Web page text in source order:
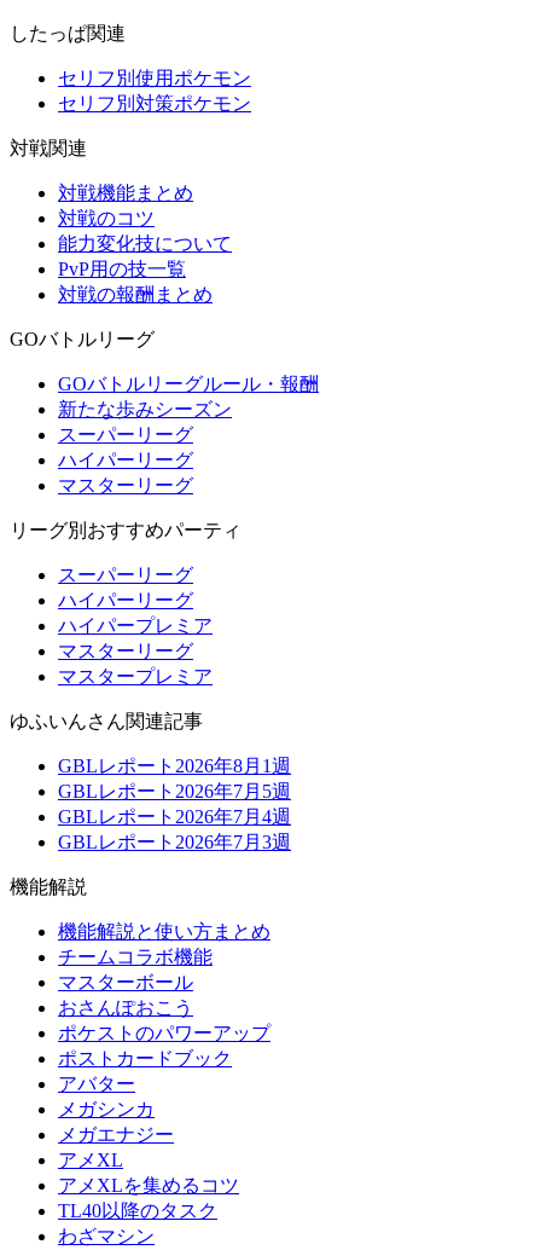
したっぱ関連
セリフ別使用ポケモン
セリフ別対策ポケモン
対戦関連
対戦機能まとめ
対戦のコツ
能力変化技について
PvP用の技一覧
対戦の報酬まとめ
GOバトルリーグ
GOバトルリーグルール・報酬
新たな歩みシーズン
スーパーリーグ
ハイパーリーグ
マスターリーグ
リーグ別おすすめパーティ
スーパーリーグ
ハイパーリーグ
ハイパープレミア
マスターリーグ
マスタープレミア
ゆふいんさん関連記事
GBLレポート2026年8月1週
GBLレポート2026年7月5週
GBLレポート2026年7月4週
GBLレポート2026年7月3週
機能解説
機能解説と使い方まとめ
チームコラボ機能
マスターボール
おさんぽおこう
ポケストのパワーアップ
ポストカードブック
アバター
メガシンカ
メガエナジー
アメXL
アメXLを集めるコツ
TL40以降のタスク
わざマシン